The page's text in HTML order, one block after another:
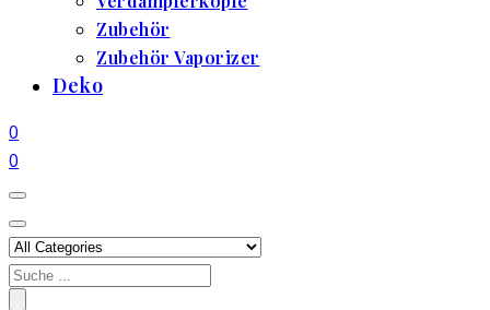
Zubehör
Zubehör Vaporizer
Deko
0
0
Search